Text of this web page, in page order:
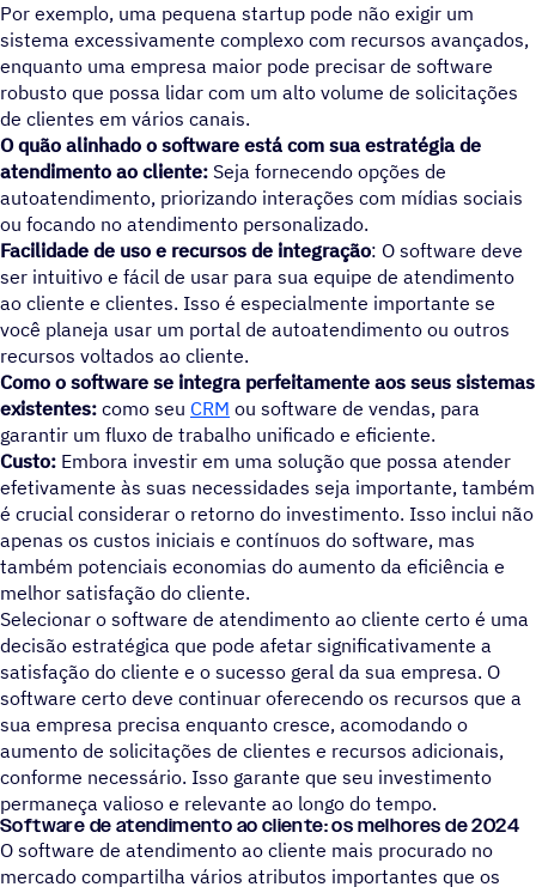
Por exemplo, uma pequena startup pode não exigir um
sistema excessivamente complexo com recursos avançados,
enquanto uma empresa maior pode precisar de software
robusto que possa lidar com um alto volume de solicitações
de clientes em vários canais.
O quão alinhado o software está com sua estratégia de
atendimento ao cliente: Seja fornecendo opções de
autoatendimento, priorizando interações com mídias sociais
ou focando no atendimento personalizado.
Facilidade de uso e recursos de integração: O software deve
ser intuitivo e fácil de usar para sua equipe de atendimento
ao cliente e clientes. Isso é especialmente importante se
você planeja usar um portal de autoatendimento ou outros
recursos voltados ao cliente.
Como o software se integra perfeitamente aos seus sistemas
existentes: como seu CRM ou software de vendas, para
garantir um fluxo de trabalho unificado e eficiente.
Custo: Embora investir em uma solução que possa atender
efetivamente às suas necessidades seja importante, também
é crucial considerar o retorno do investimento. Isso inclui não
apenas os custos iniciais e contínuos do software, mas
também potenciais economias do aumento da eficiência e
melhor satisfação do cliente.
Selecionar o software de atendimento ao cliente certo é uma
decisão estratégica que pode afetar significativamente a
satisfação do cliente e o sucesso geral da sua empresa. O
software certo deve continuar oferecendo os recursos que a
sua empresa precisa enquanto cresce, acomodando o
aumento de solicitações de clientes e recursos adicionais,
conforme necessário. Isso garante que seu investimento
permaneça valioso e relevante ao longo do tempo.
Software de atendimento ao cliente: os melhores de 2024
O software de atendimento ao cliente mais procurado no
mercado compartilha vários atributos importantes que os